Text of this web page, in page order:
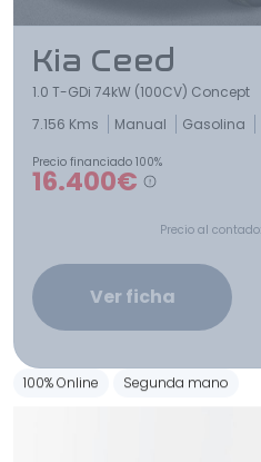
Kia Ceed
1.0 T-GDi 74kW (100CV) Concept
7.156 Kms
Manual Gasolina
Precio financiado 100%
16.400€
Precio al contado:
Ver ficha
100% Online Segunda mano